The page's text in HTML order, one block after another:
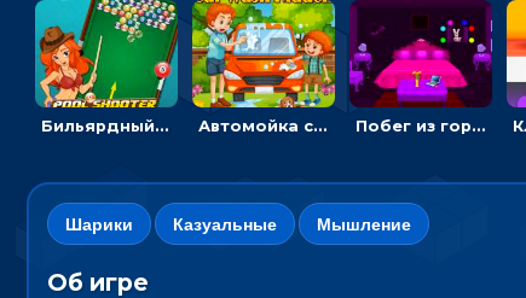
Бильярдный пул: стрелять шариками, чтобы взрывать одинаковые Автомойка со скрытыми звездами: ищи на время Побег из горной деревни: решай головоломки, чтобы открыть ворота
Шарики Казуальные Мышление
Об игре